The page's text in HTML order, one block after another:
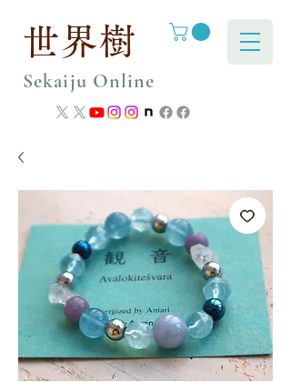
世界樹
Sekaiju Online